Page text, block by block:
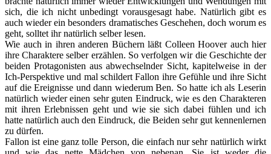
sich, die ich nicht unbedingt vorausgesagt habe. Natürlich gibt es
auch wieder ein besonders dramatisches Geschehen, doch worum es
geht, solltet ihr natürlich selber lesen.
Wie auch in ihren anderen Büchern läßt Colleen Hoover auch hier
ihre Charaktere selber erzählen. So verfolgen wir die Geschichte der
beiden Protagonisten aus abwechselnder Sicht, kapitelweise in der
Ich-Perspektive und mal schildert Fallon ihre Gefühle und ihre Sicht
auf die Ereignisse und dann wiederum Ben. So hatte ich als Leserin
natürlich wieder einen sehr guten Eindruck, wie es den Charakteren
mit ihren Erlebnissen geht und wie sie sich dabei fühlen und ich
hatte natürlich auch den Eindruck, die Beiden sehr gut kennenlernen
zu dürfen.
Fallon ist eine ganz tolle Person, die einfach nur sehr natürlich wirkt